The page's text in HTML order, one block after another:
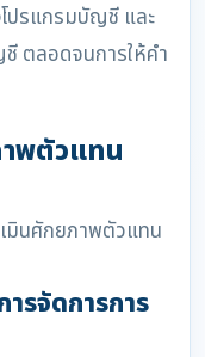
ปรแกรมบัญชี และ
ตลอดจนการให้คำ
พตัวแทน
มินศักยภาพตัวแทน
รจัดการการ